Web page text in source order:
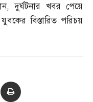
,দুর্ঘটনার খবর পেয়ে
বিস্তারিত পরিচয়